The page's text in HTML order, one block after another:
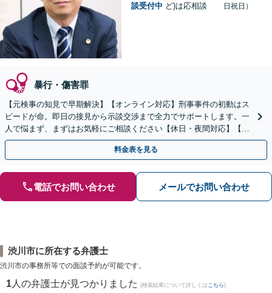
談受付中 ど)は応相談
日祝日）
暴行・傷害罪
【元検事の知見で早期解決】【オンライン対応】刑事事件の初動はス
ピードが命。即日の接見から示談交渉まで全力でサポートします。一
人で悩まず、まずはお気軽にご相談ください【休日・夜間対応】【英
語・ベトナム語対応可】
料金表を見る
電話でお問い合わせ メールでお問い合わせ
渋川市に所在する弁護士
渋川市の事務所等での面談予約が可能です。
1 人の弁護士が見つかりました (検索結果について詳しくは こちら)